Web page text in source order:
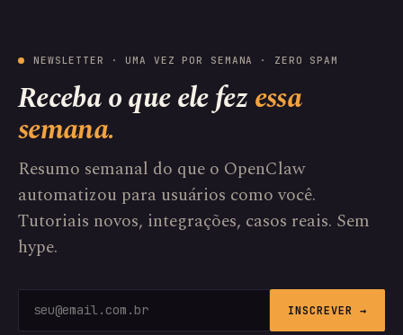
NEWSLETTER · UMA VEZ POR SEMANA · ZERO SPAM
Receba o que ele fezessa
semana.
Resumo semanal do que o OpenClaw
automatizou para usuários como você.
Tutoriais novos, integrações, casos reais. Sem
hype.
INSCREVER →